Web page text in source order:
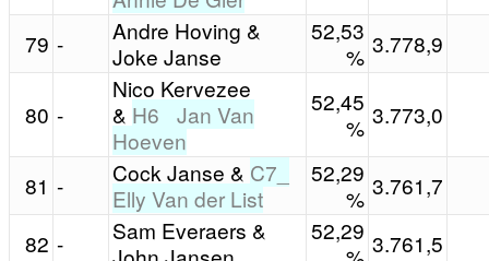
79 -
Andre Hoving &
Joke Janse
52,53
% 3.778,9
80 -
Nico Kervezee
& H6_ Jan Van
Hoeven
52,45
% 3.773,0
81 - Cock Janse & C7_
Elly Van der List
52,29
% 3.761,7
82 -
Sam Everaers &
52,29 3.761,5